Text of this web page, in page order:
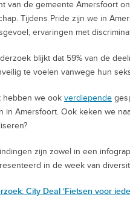
van de gemeente Amersfoort
Tijdens Pride zijn we in
ervaringen met
blijkt dat 59% van de
te voelen vanwege hun
hebben we ook verdiepende
in Amersfoort. Ook keken we
zijn zowel in een
in de week van
City Deal ‘Fietsen voor